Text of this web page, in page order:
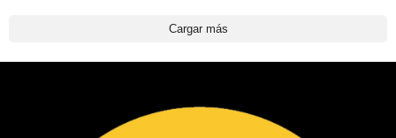
Cargar más